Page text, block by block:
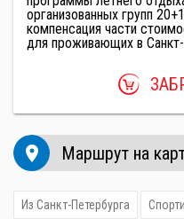
организованных групп
компенсация части
для проживающих в
place Маршрут на
Из Санкт-Петербурга